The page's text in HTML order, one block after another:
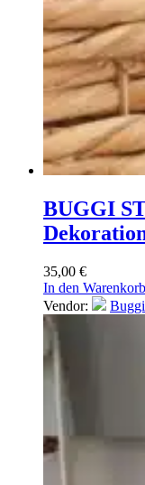
BUGGI
35,00 €
In den Warenkorb
Vendor: